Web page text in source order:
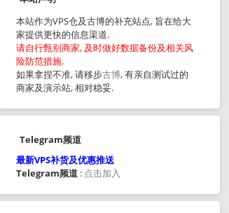
本站作为VPS仓及古博的补充站点, 旨在给大
家提供更快的信息渠道.
请自行甄别商家, 及时做好数据备份及相关风
险防范措施.
如果拿捏不准, 请移步古博, 有亲自测试过的
商家及演示站, 相对稳妥.
Telegram频道
最新VPS补货及优惠推送
Telegram频道 : 点击加入